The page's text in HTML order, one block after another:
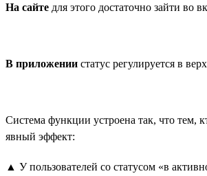
На сайте для этого достаточно зайти во
В приложении статус регулируется в
Система функции устроена так, что тем,
явный эффект:
▲ У пользователей со статусом «в